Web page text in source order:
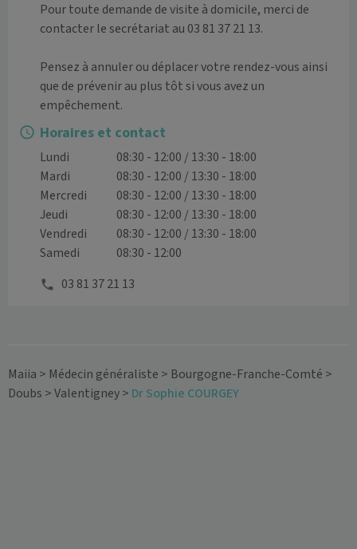
Pour toute demande de visite à domicile, merci de
contacter le secrétariat au 03 81 37 21 13.
Pensez à annuler ou déplacer votre rendez-vous ainsi
que de prévenir au plus tôt si vous avez un
empêchement.
Horaires et contact
Lundi
08:30 - 12:00 / 13:30 - 18:00
Mardi
08:30 - 12:00 / 13:30 - 18:00
Mercredi
08:30 - 12:00 / 13:30 - 18:00
Jeudi
08:30 - 12:00 / 13:30 - 18:00
Vendredi
08:30 - 12:00 / 13:30 - 18:00
Samedi
08:30 - 12:00
03 81 37 21 13
Maiia > Médecin généraliste > Bourgogne-Franche-Comté >
Doubs >Valentigney> Dr Sophie COURGEY